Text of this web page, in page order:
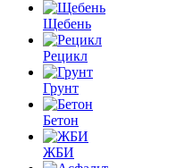
Щебень
Рецикл
Грунт
Бетон
ЖБИ